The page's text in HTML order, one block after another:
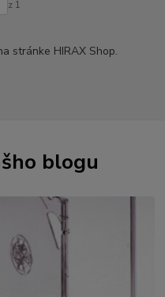
z 1
stránke HIRAX Shop.
blogu